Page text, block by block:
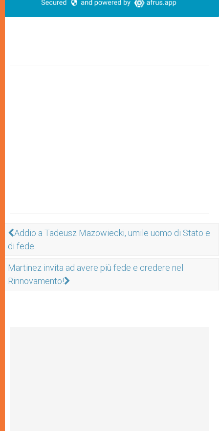
Addio a Tadeusz Mazowiecki, umile uomo di Stato e
di fede
Martinez invita ad avere più fede e credere nel
Rinnovamento!